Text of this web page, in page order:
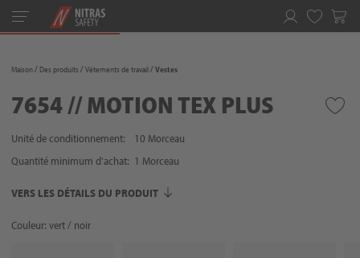
Toggle
navigation
Maison Des produits Vêtements de travail Vestes
7654 // MOTION TEX PLUS
Unité de conditionnement:
10 Morceau
Quantité minimum d'achat: 1 Morceau
VERS LES DÉTAILS DU PRODUIT
Couleur: vert / noir